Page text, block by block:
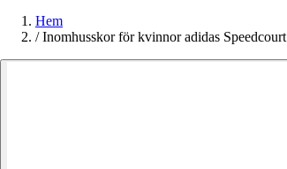
Hem
/ Inomhusskor för kvinnor adidas Speedcourt